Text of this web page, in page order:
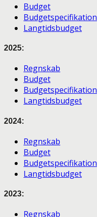
Budget
Budgetspecifikation
Langtidsbudget
2025:
Regnskab
Budget
Budgetspecifikation
Langtidsbudget
2024:
Regnskab
Budget
Budgetspecifikation
Langtidsbudget
2023:
Regnskab